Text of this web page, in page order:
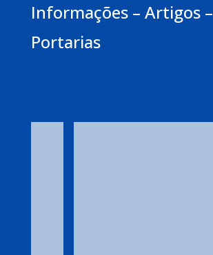
Informações – Artigos –
Portarias